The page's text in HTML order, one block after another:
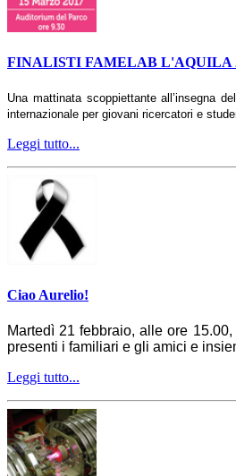
FINALISTI FAMELAB L'AQUILA
Una mattinata scoppiettante all’insegna
internazionale per giovani ricercatori e
Leggi tutto...
Ciao Aurelio!
Martedì 21 febbraio, alle ore
presenti i familiari e gli amici e
Leggi tutto...